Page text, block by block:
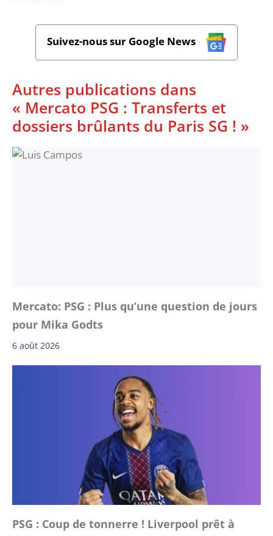
Suivez-nous sur Google News
Autres publications dans
« Mercato PSG : Transferts et
dossiers brûlants du Paris SG ! »
Mercato: PSG : Plus qu’une question de jours
pour Mika Godts
6 août 2026
PSG : Coup de tonnerre ! Liverpool prêt à